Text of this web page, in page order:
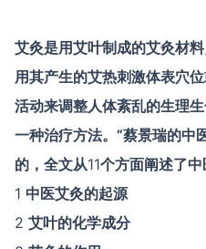
艾灸是用艾叶制成的艾灸材
用其产生的艾热刺激体表穴
活动来调整人体紊乱的生理
一种治疗方法。”蔡景瑞的中
的，全文从11个方面阐述了中
1 中医艾灸的起源
2 艾叶的化学成分